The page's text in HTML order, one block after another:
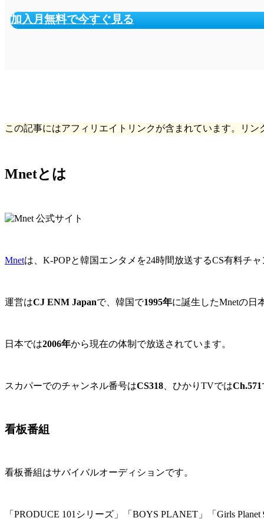
加入月無料で今すぐ見る
この記事にはアフィリエイトリンクが含まれています。リ
Mnetとは
Mnetは、K-POPと韓国エンタメを24時間放送するCS有料チ
運営はCJ ENM Japanで、韓国で1995年に誕生したMnetの日
日本では2006年から現在の体制で放送されています。
スカパーでのチャンネル番号はCS318 、ひかりTVではCh.571
看板番組
看板番組はサバイバルオーディションです。
「PRODUCE 101シリーズ」「BOYS PLANET」「Girls